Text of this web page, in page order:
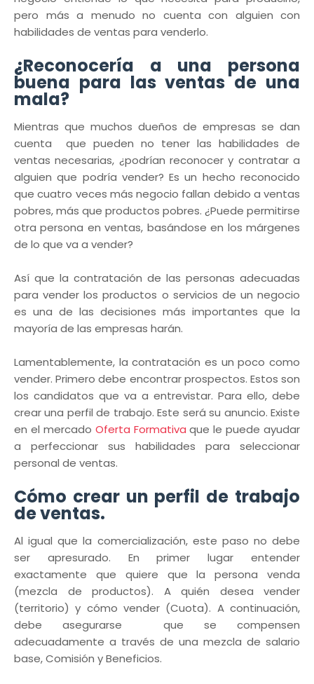
pero más a menudo no cuenta con alguien con
habilidades de ventas para venderlo.
¿Reconocería a una persona
buena para las ventas de una
mala?
Mientras que muchos dueños de empresas se dan
cuenta que pueden no tener las habilidades de
ventas necesarias, ¿podrían reconocer y contratar a
alguien que podría vender? Es un hecho reconocido
que cuatro veces más negocio fallan debido a ventas
pobres, más que productos pobres. ¿Puede permitirse
otra persona en ventas, basándose en los márgenes
de lo que va a vender?
Así que la contratación de las personas adecuadas
para vender los productos o servicios de un negocio
es una de las decisiones más importantes que la
mayoría de las empresas harán.
Lamentablemente, la contratación es un poco como
vender. Primero debe encontrar prospectos. Estos son
los candidatos que va a entrevistar. Para ello, debe
crear una perfil de trabajo. Este será su anuncio. Existe
en el mercado Oferta Formativa que le puede ayudar
a perfeccionar sus habilidades para seleccionar
personal de ventas.
Cómo crear un perfil de trabajo
de ventas.
Al igual que la comercialización, este paso no debe
ser apresurado. En primer lugar entender
exactamente que quiere que la persona venda
(mezcla de productos). A quién desea vender
(territorio) y cómo vender (Cuota). A continuación,
debe asegurarse que se compensen
adecuadamente a través de una mezcla de salario
base, Comisión y Beneficios.